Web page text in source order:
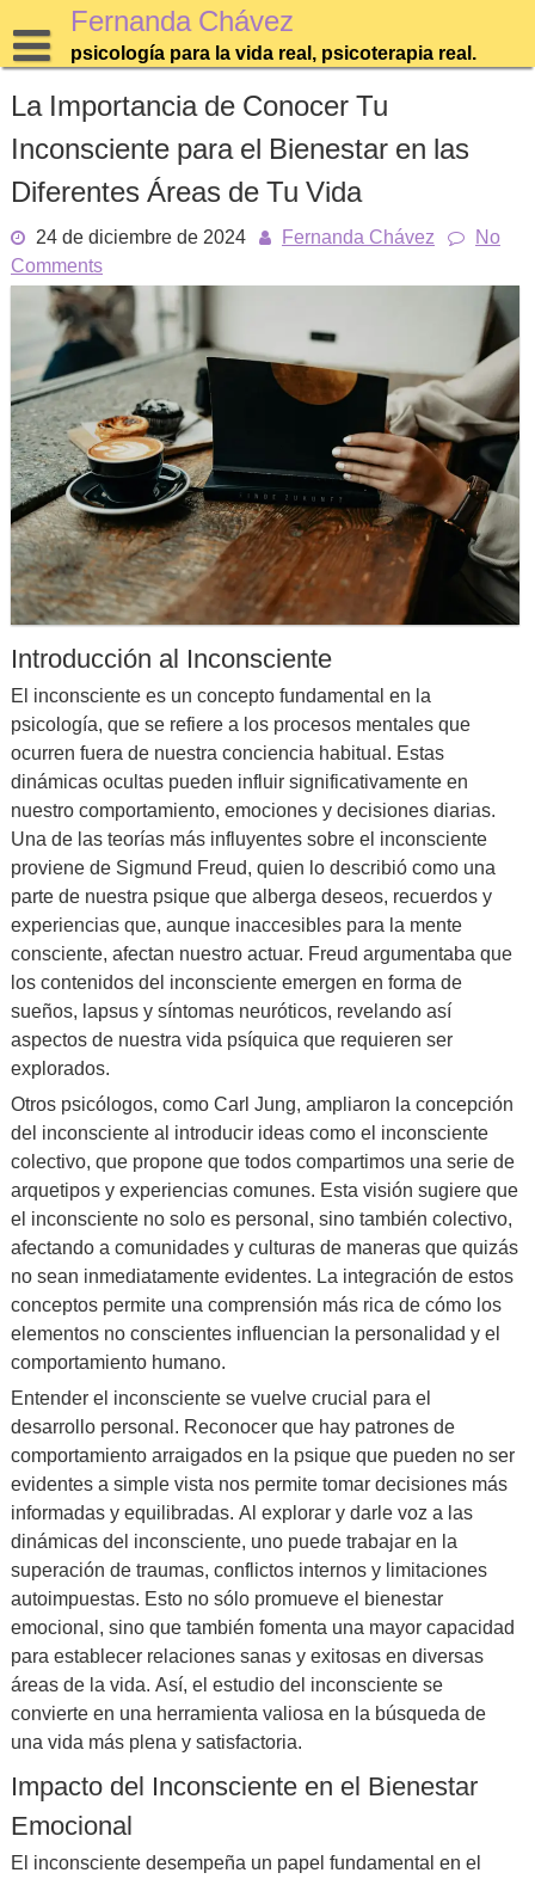
to
content
Fernanda Chávez
psicología para la vida real, psicoterapia real.
La Importancia de Conocer Tu
Inconsciente para el Bienestar en las
Diferentes Áreas de Tu Vida
24 de diciembre de 2024 Fernanda Chávez
No
Comments
Introducción al Inconsciente
El inconsciente es un concepto fundamental en la
psicología, que se refiere a los procesos mentales que
ocurren fuera de nuestra conciencia habitual. Estas
dinámicas ocultas pueden influir significativamente en
nuestro comportamiento, emociones y decisiones diarias.
Una de las teorías más influyentes sobre el inconsciente
proviene de Sigmund Freud, quien lo describió como una
parte de nuestra psique que alberga deseos, recuerdos y
experiencias que, aunque inaccesibles para la mente
consciente, afectan nuestro actuar. Freud argumentaba que
los contenidos del inconsciente emergen en forma de
sueños, lapsus y síntomas neuróticos, revelando así
aspectos de nuestra vida psíquica que requieren ser
explorados.
Otros psicólogos, como Carl Jung, ampliaron la concepción
del inconsciente al introducir ideas como el inconsciente
colectivo, que propone que todos compartimos una serie de
arquetipos y experiencias comunes. Esta visión sugiere que
el inconsciente no solo es personal, sino también colectivo,
afectando a comunidades y culturas de maneras que quizás
no sean inmediatamente evidentes. La integración de estos
conceptos permite una comprensión más rica de cómo los
elementos no conscientes influencian la personalidad y el
comportamiento humano.
Entender el inconsciente se vuelve crucial para el
desarrollo personal. Reconocer que hay patrones de
comportamiento arraigados en la psique que pueden no ser
evidentes a simple vista nos permite tomar decisiones más
informadas y equilibradas. Al explorar y darle voz a las
dinámicas del inconsciente, uno puede trabajar en la
superación de traumas, conflictos internos y limitaciones
autoimpuestas. Esto no sólo promueve el bienestar
emocional, sino que también fomenta una mayor capacidad
para establecer relaciones sanas y exitosas en diversas
áreas de la vida. Así, el estudio del inconsciente se
convierte en una herramienta valiosa en la búsqueda de
una vida más plena y satisfactoria.
Impacto del Inconsciente en el Bienestar
Emocional
El inconsciente desempeña un papel fundamental en el